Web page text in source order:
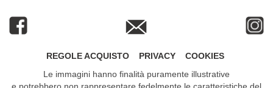
REGOLE ACQUISTO PRIVACY
COOKIES
Le immagini hanno finalità puramente illustrative